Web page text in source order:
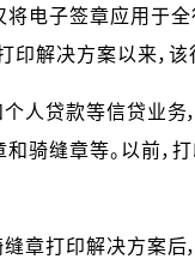
电子签章应用于
解决方案以来，
款等信贷业务，
骑缝章等。以前，
印解决方案后